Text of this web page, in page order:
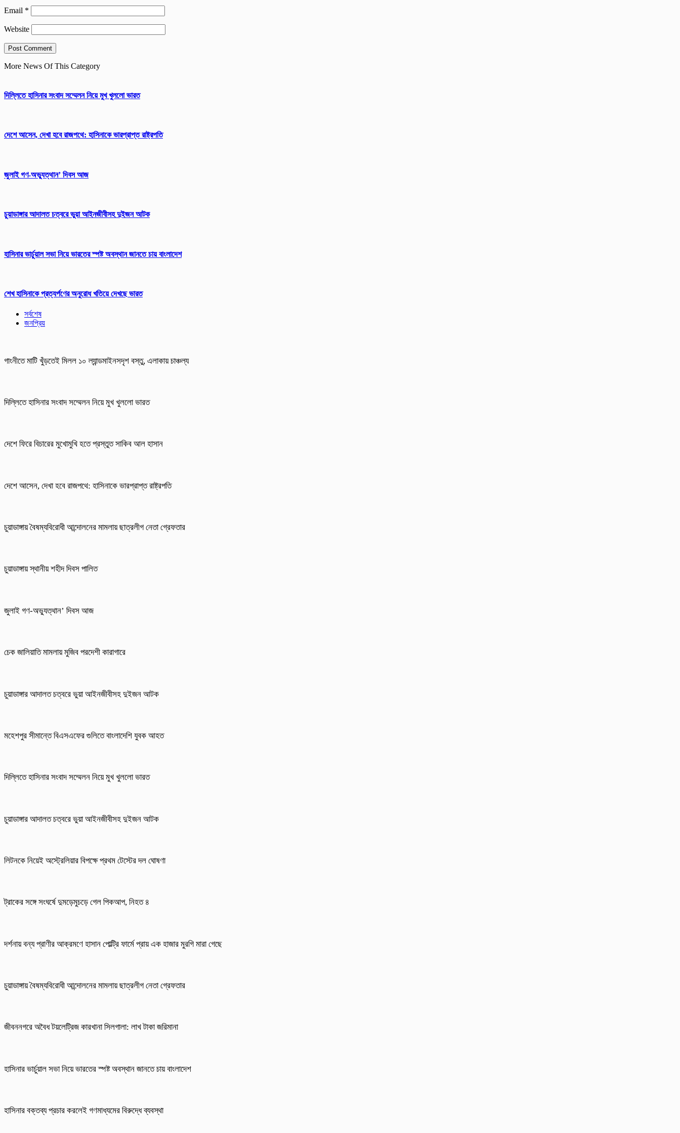
Email *
Website
More News Of This Category
দিল্লিতে হাসিনার সংবাদ সম্মেলন নিয়ে মুখ খুললো ভারত
দেশে আসেন, দেখা হবে রাজপথে: হাসিনাকে ভারপ্রাপ্ত রাষ্ট্রপতি
জুলাই গণ-অভ্যুত্থান’ দিবস আজ
চুয়াডাঙ্গার আদালত চত্বরে ভুয়া আইনজীবীসহ দুইজন আটক
হাসিনার ভার্চুয়াল সভা নিয়ে ভারতের স্পষ্ট অবস্থান জানতে চায় বাংলাদেশ
শেখ হাসিনাকে প্রত্যর্পণের অনুরোধ খতিয়ে দেখছে ভারত
সর্বশেষ
জনপ্রিয়
গাংনীতে মাটি খুঁড়তেই মিলল ১০ ল্যান্ডমাইনসদৃশ বস্তু, এলাকায় চাঞ্চল্য
দিল্লিতে হাসিনার সংবাদ সম্মেলন নিয়ে মুখ খুললো ভারত
দেশে ফিরে বিচারের মুখোমুখি হতে প্রস্তুত সাকিব আল হাসান
দেশে আসেন, দেখা হবে রাজপথে: হাসিনাকে ভারপ্রাপ্ত রাষ্ট্রপতি
চুয়াডাঙ্গায় বৈষম্যবিরোধী আন্দোলনের মামলায় ছাত্রলীগ নেতা গ্রেফতার
চুয়াডাঙ্গায় স্থানীয় শহীদ দিবস পা‌লিত
জুলাই গণ-অভ্যুত্থান’ দিবস আজ
চেক জালিয়াতি মামলায় মুজিব পরদেশী কারাগারে
চুয়াডাঙ্গার আদালত চত্বরে ভুয়া আইনজীবীসহ দুইজন আটক
মহেশপুর সীমান্তে বিএসএফের গুলিতে বাংলাদেশি যুবক আহত
দিল্লিতে হাসিনার সংবাদ সম্মেলন নিয়ে মুখ খুললো ভারত
চুয়াডাঙ্গার আদালত চত্বরে ভুয়া আইনজীবীসহ দুইজন আটক
লিটনকে নিয়েই অস্ট্রেলিয়ার বিপক্ষে প্রথম টেস্টের দল ঘোষণা
ট্রাকের সঙ্গে সংঘর্ষে দুমড়েমুচড়ে গেল পিকআপ, নিহত ৪
দর্শনায় বন্য প্রাণীর আক্রমণে হাসান পোল্ট্রি ফার্মে প্রায় এক হাজার মুরগি মারা গেছে
চুয়াডাঙ্গায় বৈষম্যবিরোধী আন্দোলনের মামলায় ছাত্রলীগ নেতা গ্রেফতার
জীবননগরে অবৈধ টয়লেট্রিজ কারখানা সিলগালা: লাখ টাকা জরিমানা
হাসিনার ভার্চুয়াল সভা নিয়ে ভারতের স্পষ্ট অবস্থান জানতে চায় বাংলাদেশ
হাসিনার বক্তব্য প্রচার করলেই গণমাধ্যমের বিরুদ্ধে ব্যবস্থা